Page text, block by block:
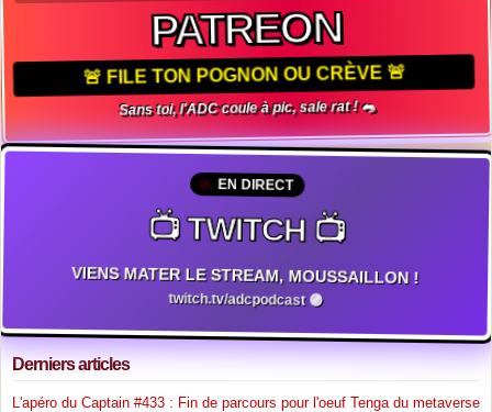
PATREON
🚨 FILE TON POGNON OU CRÈVE 🚨
Sans toi, l'ADC coule à pic, sale rat ! 🐀
EN DIRECT
📺 TWITCH 📺
VIENS MATER LE STREAM, MOUSSAILLON !
twitch.tv/adcpodcast 🟣
Derniers articles
L'apéro du Captain #433 : Fin de parcours pour l'oeuf Tenga du metaverse